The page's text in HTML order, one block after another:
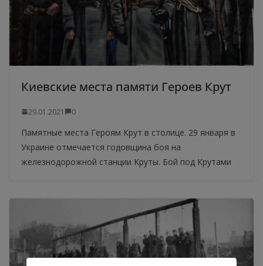
Киевские места памяти Героев Крут
29.01.2021 0
Памятные места Героям Крут в столице. 29 января в
Украине отмечается годовщина боя на
железнодорожной станции Круты. Бой под Крутами